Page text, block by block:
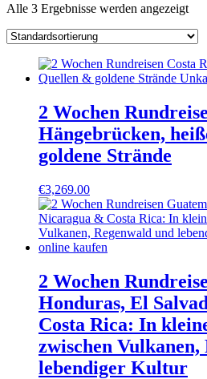
Alle 3 Ergebnisse werden angezeigt
2 Wochen
Hängebrücken,
goldene Strände
€3,269.00
2 Wochen
Honduras, El
Costa Rica: In
zwischen Vulkanen,
lebendiger Kultur